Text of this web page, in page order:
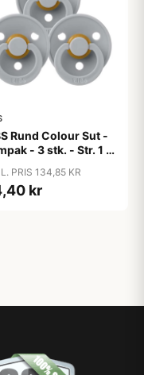
Rund Colour Sut -
- 3 stk. - Str. 1 -
PRIS 134,85 KR
kr